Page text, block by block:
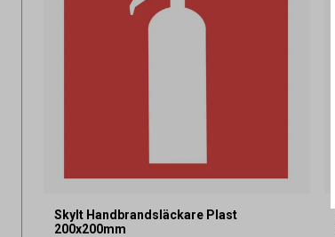
Skylt Handbrandsläckare Plast
200x200mm